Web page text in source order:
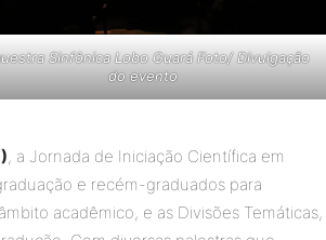
Sinfônica Lobo Guará Foto/ Divulgação
do evento
, a Jornada de Iniciação Científica em
e recém-graduados para
acadêmico, e as Divisões Temáticas,